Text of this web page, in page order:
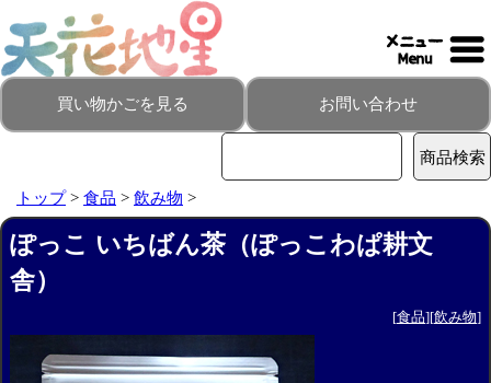
買い物かごを見る お問い合わせ
トップ> 食品 > 飲み物 >
ぽっこ いちばん茶（ぽっこわぱ耕文
舎）
[食品][飲み物]